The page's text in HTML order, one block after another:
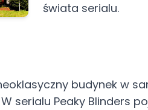
świata serialu.
budynek w
serialu Peaky Blinders